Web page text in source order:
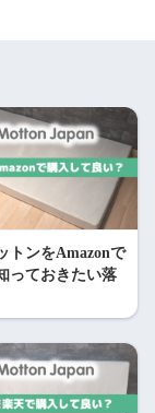
トンをAmazonで
っておきたい落